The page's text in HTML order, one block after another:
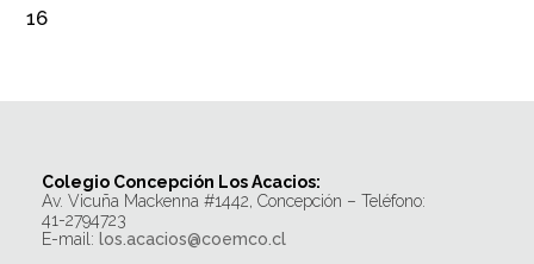
16
Colegio Concepción Los Acacios:
Av. Vicuña Mackenna #1442, Concepción – Teléfono:
41-2794723
E-mail: los.acacios@coemco.cl